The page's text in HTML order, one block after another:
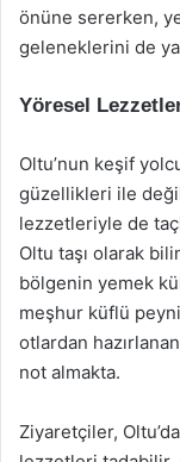
önüne sererken,
geleneklerini de
Yöresel
Oltu’nun keşif
güzellikleri ile
lezzetleriyle de
Oltu taşı olarak
bölgenin yemek
meşhur küflü
otlardan
not almakta.
Ziyaretçiler,